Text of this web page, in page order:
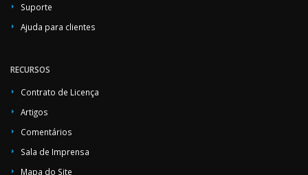
Suporte
Ajuda para clientes
RECURSOS
Contrato de Licença
Artigos
Comentários
Sala de Imprensa
Mapa do Site